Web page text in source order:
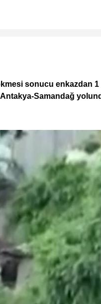
sonucu enkazdan
Antakya-Samandağ